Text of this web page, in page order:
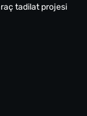
tadilat projesi